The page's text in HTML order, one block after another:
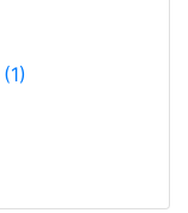
(1)